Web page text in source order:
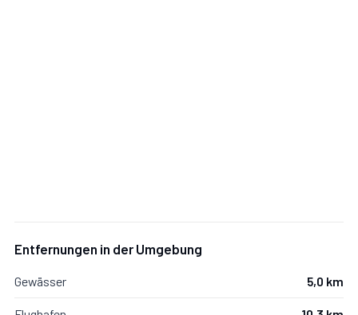
Zusätzliche Bereiche
Entfernungen in der Umgebung
Gewässer 5,0 km